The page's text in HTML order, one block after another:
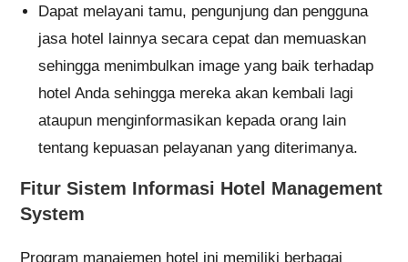
Dapat melayani tamu, pengunjung dan pengguna
jasa hotel lainnya secara cepat dan memuaskan
sehingga menimbulkan image yang baik terhadap
hotel Anda sehingga mereka akan kembali lagi
ataupun menginformasikan kepada orang lain
tentang kepuasan pelayanan yang diterimanya.
Fitur Sistem Informasi Hotel Management
System
Program manajemen hotel ini memiliki berbagai